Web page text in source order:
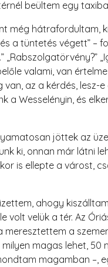
beültem egy
még hátrafordultam,
a tüntetés végett” –
valami, van
az a kérdés,
Wesselényin, és
jöttek az
ki, onnan már látni
is ellepte a várost,
ahogy
velük a tér. Az
meresztettem a
magas lehet,
magamban –,